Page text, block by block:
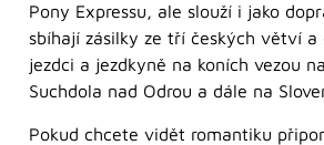
Pony Expressu, ale slouží i jako
sbíhají zásilky ze tří českých větví a
jezdci a jezdkyně na koních vezou
Suchdola nad Odrou a dále na
Pokud chcete vidět romantiku